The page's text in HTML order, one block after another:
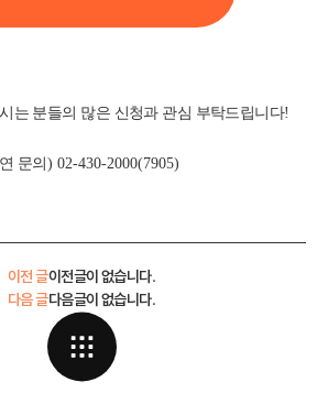
는 분들의 많은 신청과 관심 부탁드립니다!
문의 ) 02-430-2000(7905)
이전 글이전글이 없습니다.
다음글이 없습니다.
다음 글